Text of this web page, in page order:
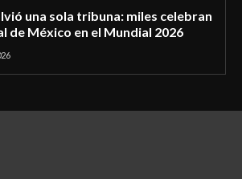
una sola tribuna: miles celebran
de México en el Mundial 2026